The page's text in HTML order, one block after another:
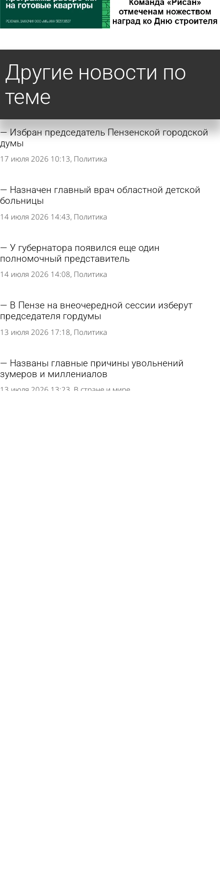
Другие новости по
теме
Избран председатель Пензенской городской
думы
17 июля 2026 10:13 Политика
Назначен главный врач областной детской
больницы
14 июля 2026 14:43 Политика
У губернатора появился еще один
полномочный представитель
14 июля 2026 14:08 Политика
В Пензе на внеочередной сессии изберут
председателя гордумы
13 июля 2026 17:18 Политика
Названы главные причины увольнений
зумеров и миллениалов
13 июля 2026 13:23 В стране и мире